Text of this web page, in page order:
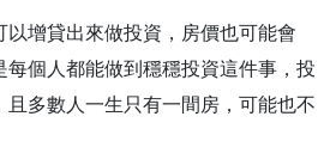
增貸出來做投資，房價也可能會
個人都能做到穩穩投資這件事，投
且多數人一生只有一間房，可能也不